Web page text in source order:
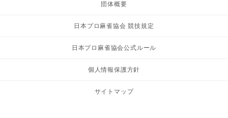
団体概要
日本プロ麻雀協会 競技規定
日本プロ麻雀協会公式ルール
個人情報保護方針
サイトマップ